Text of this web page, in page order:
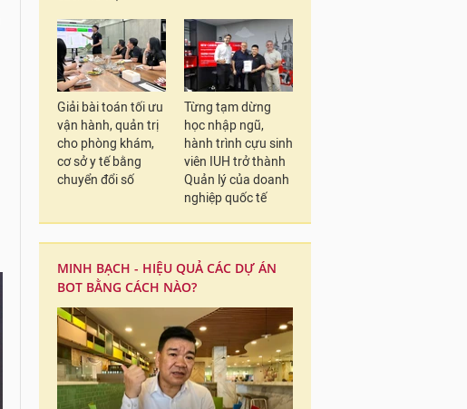
Giải bài toán tối ưu
vận hành, quản trị
cho phòng khám,
cơ sở y tế bằng
chuyển đổi số
Từng tạm dừng
học nhập ngũ,
hành trình cựu sinh
viên IUH trở thành
Quản lý của doanh
nghiệp quốc tế
MINH BẠCH - HIỆU QUẢ CÁC DỰ ÁN
BOT BẰNG CÁCH NÀO?